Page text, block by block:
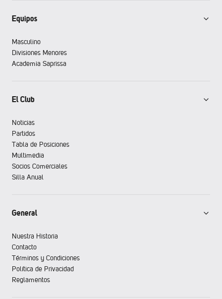
Equipos
Masculino
Divisiones Menores
Academia Saprissa
El Club
Noticias
Partidos
Tabla de Posiciones
Multimedia
Socios Comerciales
Silla Anual
General
Nuestra Historia
Contacto
Términos y Condiciones
Política de Privacidad
Reglamentos